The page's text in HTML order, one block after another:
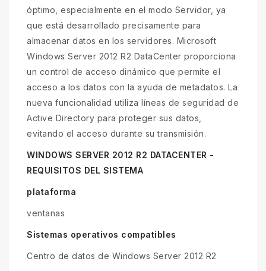
óptimo, especialmente en el modo Servidor, ya
que está desarrollado precisamente para
almacenar datos en los servidores. Microsoft
Windows Server 2012 R2 DataCenter proporciona
un control de acceso dinámico que permite el
acceso a los datos con la ayuda de metadatos. La
nueva funcionalidad utiliza líneas de seguridad de
Active Directory para proteger sus datos,
evitando el acceso durante su transmisión.
WINDOWS SERVER 2012 R2 DATACENTER -
REQUISITOS DEL SISTEMA
plataforma
ventanas
Sistemas operativos compatibles
Centro de datos de Windows Server 2012 R2